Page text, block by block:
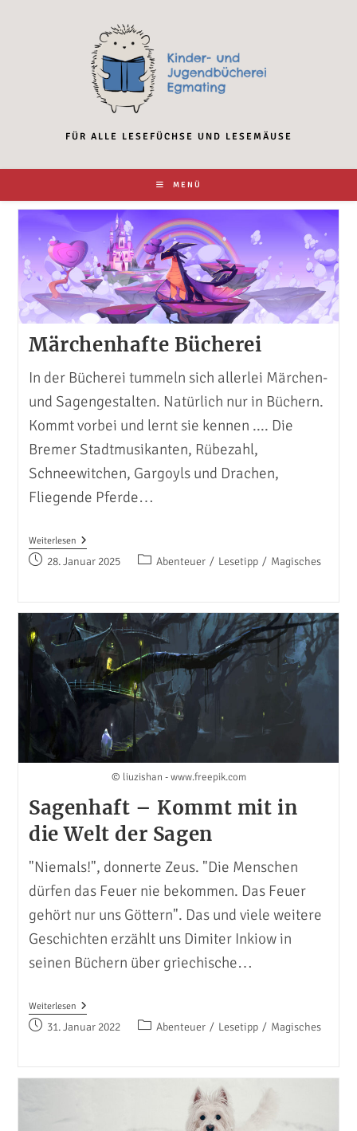
FÜR ALLE LESEFÜCHSE UND LESEMÄUSE
MENÜ
Märchenhafte Bücherei
In der Bücherei tummeln sich allerlei Märchen-
und Sagengestalten. Natürlich nur in Büchern.
Kommt vorbei und lernt sie kennen .... Die
Bremer Stadtmusikanten, Rübezahl,
Schneewitchen, Gargoyls und Drachen,
Fliegende Pferde…
WeiterlesenMärchenhafte
Bücherei
Beitrag28. Januar 2025
Beitrags-
Abenteuer / Lesetipp / Magisches
© liuzishan - www.freepik.com
Sagenhaft – Kommt mit in
die Welt der Sagen
"Niemals!", donnerte Zeus. "Die Menschen
dürfen das Feuer nie bekommen. Das Feuer
gehört nur uns Göttern". Das und viele weitere
Geschichten erzählt uns Dimiter Inkiow in
seinen Büchern über griechische…
WeiterlesenSagenhaft
–
Kommt
Beitrag31. Januar 2022
Beitrags-
Abenteuer / Lesetipp / Magisches